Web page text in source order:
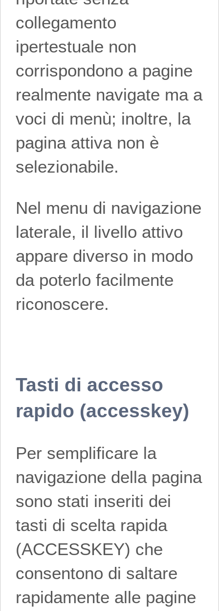
collegamento
ipertestuale non
corrispondono a pagine
realmente navigate ma a
voci di menù; inoltre, la
pagina attiva non è
selezionabile.
Nel menu di navigazione
laterale, il livello attivo
appare diverso in modo
da poterlo facilmente
riconoscere.
Tasti di accesso
rapido (accesskey)
Per semplificare la
navigazione della pagina
sono stati inseriti dei
tasti di scelta rapida
(ACCESSKEY) che
consentono di saltare
rapidamente alle pagine